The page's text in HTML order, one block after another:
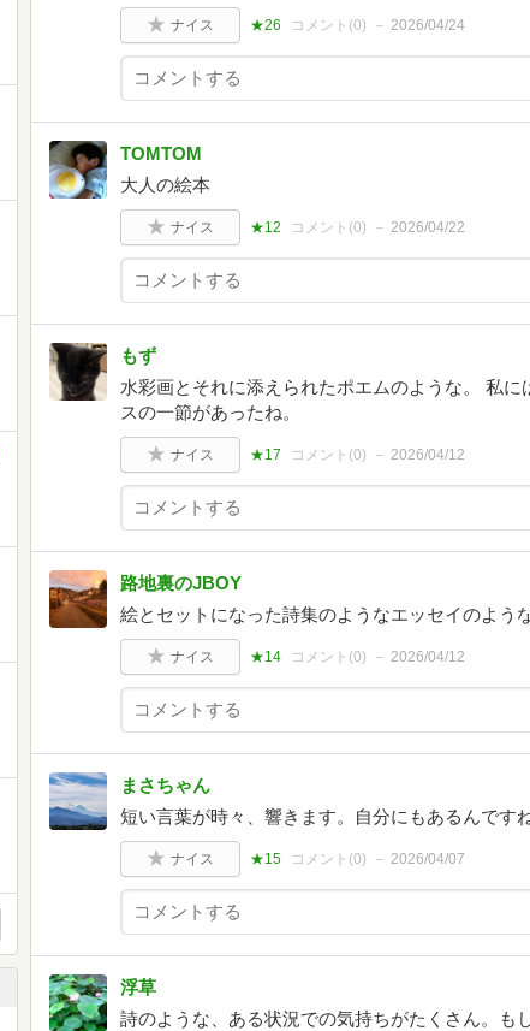
ナイス ★26 コメント(0) 2026/04/24
TOMTOM
大人の絵本
ナイス ★12 コメント(0) 2026/04/22
もず
水彩画とそれに添えられたポエムのような。 私
スの一節があったね。
ナイス ★17 コメント(0) 2026/04/12
路地裏のJBOY
絵とセットになった詩集のようなエッセイのよう
ナイス ★14 コメント(0) 2026/04/12
まさちゃん
短い言葉が時々、響きます。自分にもあるんですね
ナイス ★15 コメント(0) 2026/04/07
浮草
詩のような、ある状況での気持ちがたくさん。も